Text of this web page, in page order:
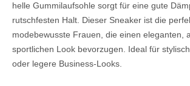
helle Gummilaufsohle sorgt für eine gute
rutschfesten Halt. Dieser Sneaker ist die
modebewusste Frauen, die einen eleganten,
sportlichen Look bevorzugen. Ideal für
oder legere Business-Looks.